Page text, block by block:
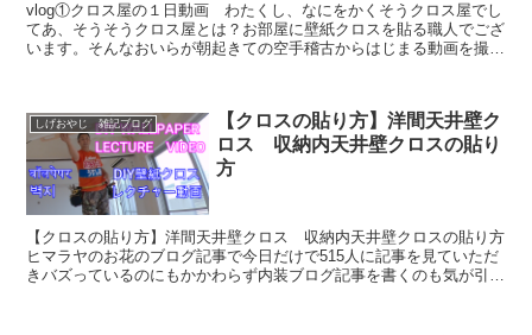
vlog①クロス屋の１日動画 わたくし、なにをかくそうクロス屋でし
てあ、そうそうクロス屋とは？お部屋に壁紙クロスを貼る職人でござ
います。そんなおいらが朝起きての空手稽古からはじまる動画を撮影
しげおやじ 雑記ブログ
【クロスの貼り方】洋間天井壁ク
ロス 収納内天井壁クロスの貼り
方
【クロスの貼り方】洋間天井壁クロス 収納内天井壁クロスの貼り方
ヒマラヤのお花のブログ記事で今日だけで515人に記事を見ていただ
きバズっているのにもかかわらず内装ブログ記事を書くのも気が引け